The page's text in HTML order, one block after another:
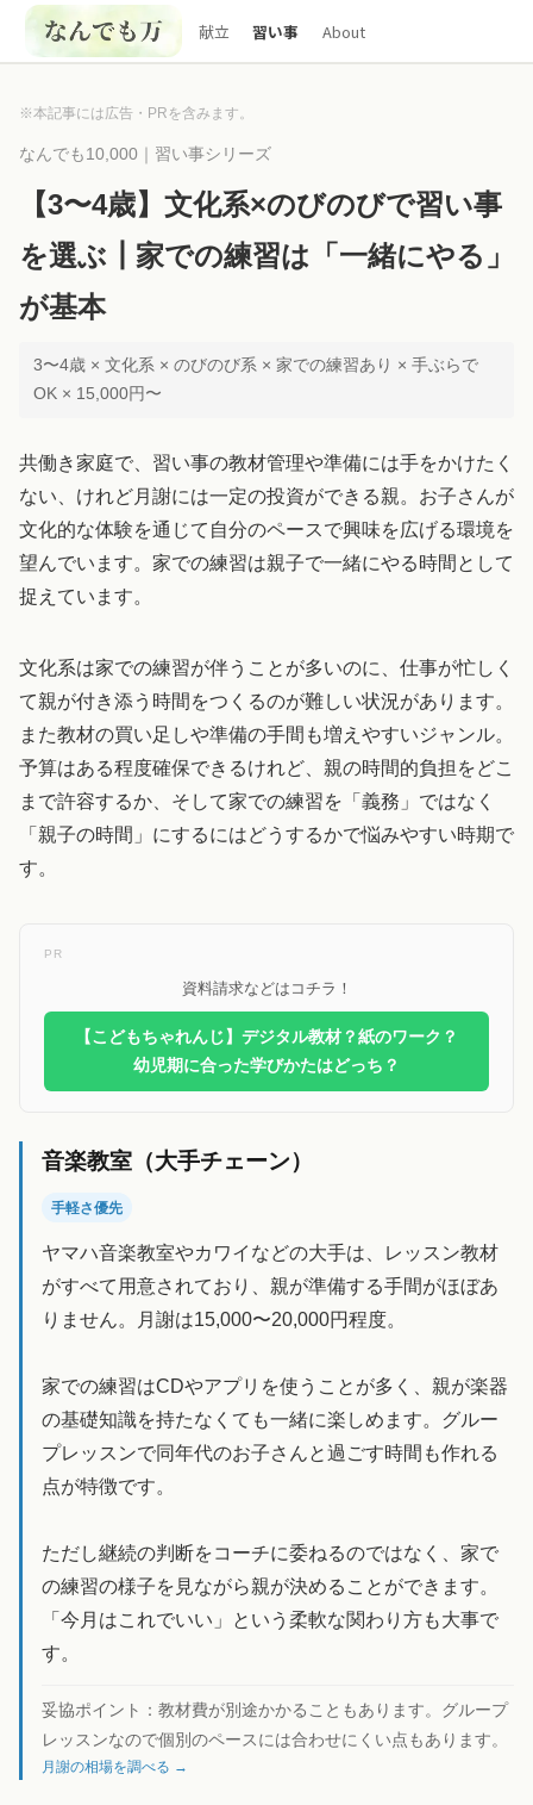
献立 習い事 About
※本記事には広告・PRを含みます。
なんでも10,000｜習い事シリーズ
【3〜4歳】文化系×のびのびで習い事
を選ぶ┃家での練習は「一緒にやる」
が基本
3〜4歳 × 文化系 × のびのび系 × 家での練習あり × 手ぶらで
OK × 15,000円〜
共働き家庭で、習い事の教材管理や準備には手をかけたく
ない、けれど月謝には一定の投資ができる親。お子さんが
文化的な体験を通じて自分のペースで興味を広げる環境を
望んでいます。家での練習は親子で一緒にやる時間として
捉えています。
文化系は家での練習が伴うことが多いのに、仕事が忙しく
て親が付き添う時間をつくるのが難しい状況があります。
また教材の買い足しや準備の手間も増えやすいジャンル。
予算はある程度確保できるけれど、親の時間的負担をどこ
まで許容するか、そして家での練習を「義務」ではなく
「親子の時間」にするにはどうするかで悩みやすい時期で
す。
PR
資料請求などはコチラ！
【こどもちゃれんじ】デジタル教材？紙のワーク？
幼児期に合った学びかたはどっち？
音楽教室（大手チェーン）
手軽さ優先
ヤマハ音楽教室やカワイなどの大手は、レッスン教材
がすべて用意されており、親が準備する手間がほぼあ
りません。月謝は15,000〜20,000円程度。
家での練習はCDやアプリを使うことが多く、親が楽器
の基礎知識を持たなくても一緒に楽しめます。グルー
プレッスンで同年代のお子さんと過ごす時間も作れる
点が特徴です。
ただし継続の判断をコーチに委ねるのではなく、家で
の練習の様子を見ながら親が決めることができます。
「今月はこれでいい」という柔軟な関わり方も大事で
す。
妥協ポイント： 教材費が別途かかることもあります。グループ
レッスンなので個別のペースには合わせにくい点もあります。
月謝の相場を調べる →